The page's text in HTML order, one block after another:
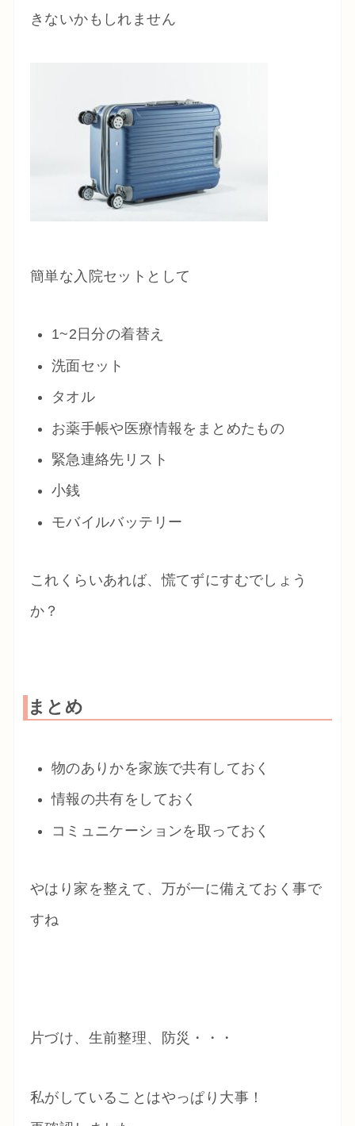
きないかもしれません
簡単な入院セットとして
1~2日分の着替え
洗面セット
タオル
お薬手帳や医療情報をまとめたもの
緊急連絡先リスト
小銭
モバイルバッテリー
これくらいあれば、慌てずにすむでしょう
か？
まとめ
物のありかを家族で共有しておく
情報の共有をしておく
コミュニケーションを取っておく
やはり家を整えて、万が一に備えておく事で
すね
片づけ、生前整理、防災・・・
私がしていることはやっぱり大事！